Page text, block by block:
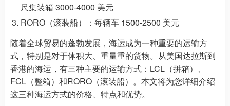
尺集装箱 3000-4000 美元
RORO（滚装船）：每辆车 1500-2500 美元
随着全球贸易的蓬勃发展，海运成为一种重要的运输方
式，特别是对于体积大、重量重的货物。从美国达拉斯到
香港的海运，有三种主要的运输方式：LCL（拼箱）、
FCL（整箱）和RORO（滚装船）。本文将为您详细介绍
这三种海运方式的价格、特点和优势。